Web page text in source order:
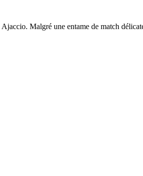
Malgré une entame de match